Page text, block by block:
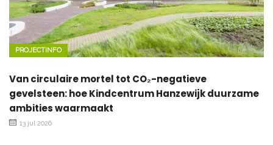
PROJECTINFO
Van circulaire mortel tot CO₂-negatieve
gevelsteen: hoe Kindcentrum Hanzewijk duurzame
ambities waarmaakt
13 jul 2026